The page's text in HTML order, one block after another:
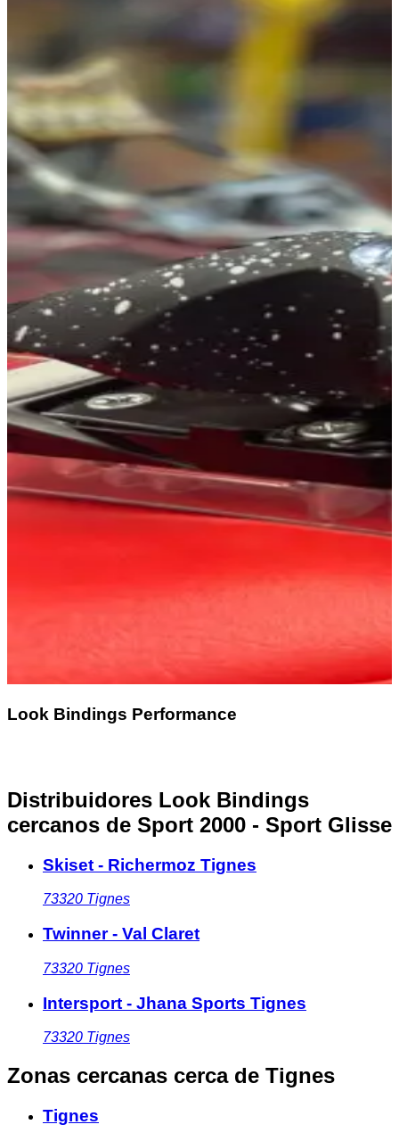
Look Bindings Performance
Distribuidores Look Bindings
cercanos de Sport 2000 - Sport Glisse
Skiset - Richermoz Tignes
73320 Tignes
Twinner - Val Claret
73320 Tignes
Intersport - Jhana Sports Tignes
73320 Tignes
Zonas cercanas cerca de Tignes
Tignes